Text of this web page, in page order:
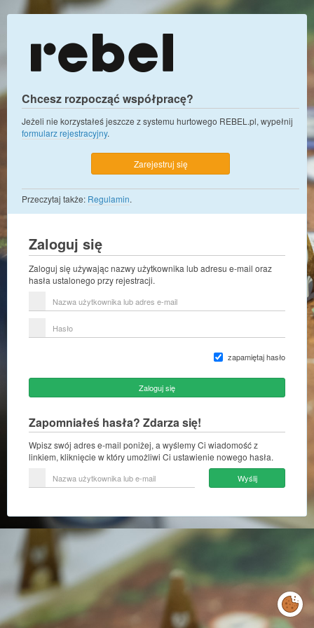
Chcesz rozpocząć współpracę?
Jeżeli nie korzystałeś jeszcze z systemu hurtowego REBEL.pl, wypełnij
formularz rejestracyjny.
Zarejestruj się
Przeczytaj także: Regulamin.
Zaloguj się
Zaloguj się używając nazwy użytkownika lub adresu e-mail oraz
hasła ustalonego przy rejestracji.
użytkownika
e-
zapamiętaj hasło
Zaloguj się
Zapomniałeś hasła? Zdarza się!
Wpisz swój adres e-mail poniżej, a wyślemy Ci wiadomość z
linkiem, kliknięcie w który umożliwi Ci ustawienie nowego hasła.
użytkownika
mail
Wyślij
Zarządzaj
preferencjami
cookies